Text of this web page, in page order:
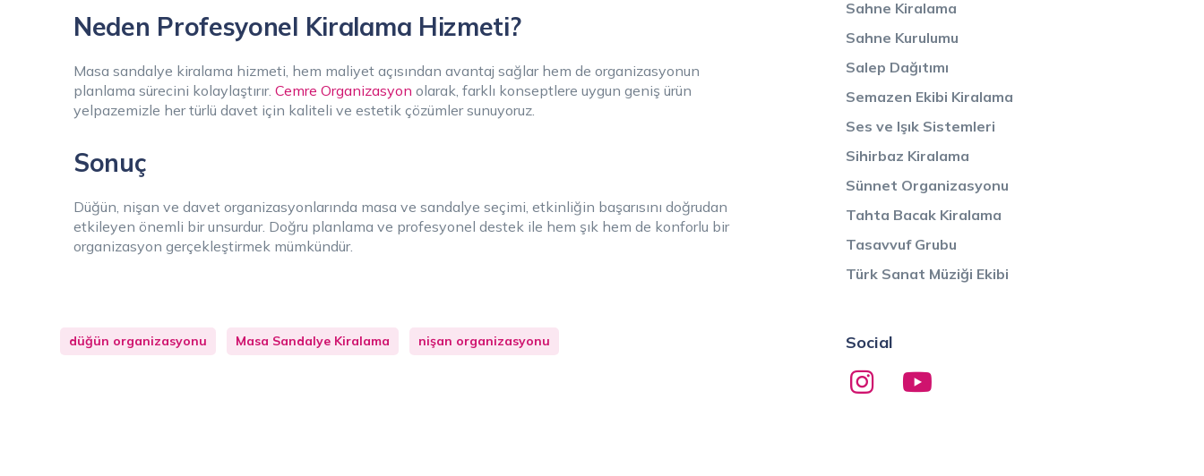
Neden Profesyonel Kiralama Hizmeti?
Masa sandalye kiralama hizmeti, hem maliyet açısından avantaj sağlar hem de organizasyonun
planlama sürecini kolaylaştırır. Cemre Organizasyon olarak, farklı konseptlere uygun geniş ürün
yelpazemizle her türlü davet için kaliteli ve estetik çözümler sunuyoruz.
Sonuç
Düğün, nişan ve davet organizasyonlarında masa ve sandalye seçimi, etkinliğin başarısını doğrudan
etkileyen önemli bir unsurdur. Doğru planlama ve profesyonel destek ile hem şık hem de konforlu bir
organizasyon gerçekleştirmek mümkündür.
düğün organizasyonu Masa Sandalye Kiralama nişan organizasyonu
Sahne Kiralama
Sahne Kurulumu
Salep Dağıtımı
Semazen Ekibi Kiralama
Ses ve Işık Sistemleri
Sihirbaz Kiralama
Sünnet Organizasyonu
Tahta Bacak Kiralama
Tasavvuf Grubu
Türk Sanat Müziği Ekibi
Social